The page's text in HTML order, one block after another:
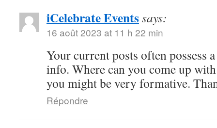
iCelebrate Eventssays:
16 août 2023 at 11 h 22 min
Your current posts often possess
info. Where can you come up
you might be very formative.
Répondre